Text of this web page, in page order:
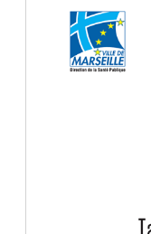
DocumentTélécharger